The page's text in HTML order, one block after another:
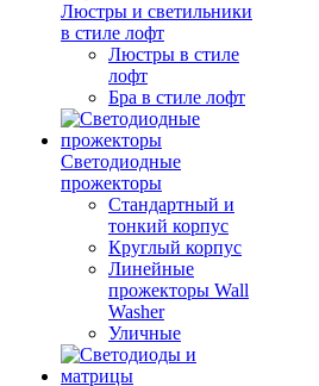
Люстры и светильники
в стиле лофт
Люстры в стиле
лофт
Бра в стиле лофт
Светодиодные
прожекторы
Стандартный и
тонкий корпус
Круглый корпус
Линейные
прожекторы Wall
Washer
Уличные